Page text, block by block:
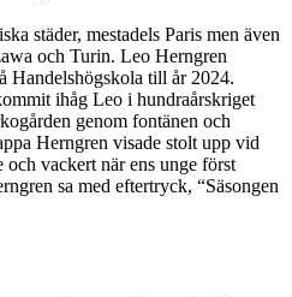
städer, mestadels Paris men även
och Turin. Leo Herngren
Handelshögskola till år 2024.
ihåg Leo i hundraårskriget
genom fontänen och
Herngren visade stolt upp vid
vackert när ens unge först
sa med eftertryck, “Säsongen